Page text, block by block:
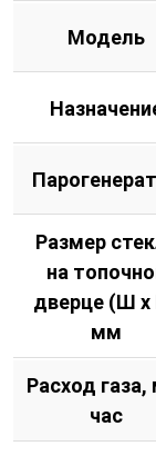
Модель
Размер
на
дверце (Ш х
мм
Расход
час